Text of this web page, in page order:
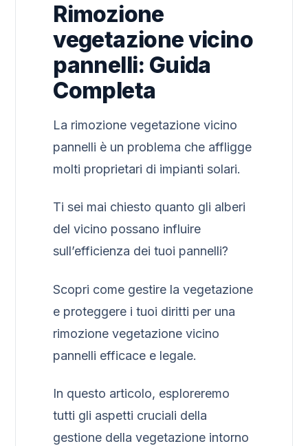
Rimozione
vegetazione vicino
pannelli: Guida
Completa
La rimozione vegetazione vicino
pannelli è un problema che affligge
molti proprietari di impianti solari.
Ti sei mai chiesto quanto gli alberi
del vicino possano influire
sull’efficienza dei tuoi pannelli?
Scopri come gestire la vegetazione
e proteggere i tuoi diritti per una
rimozione vegetazione vicino
pannelli efficace e legale.
In questo articolo, esploreremo
tutti gli aspetti cruciali della
gestione della vegetazione intorno